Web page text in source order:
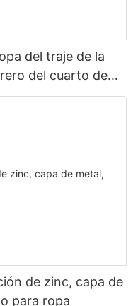
del traje de la
del cuarto de
de la aleación del
de zinc, capa de
para ropa